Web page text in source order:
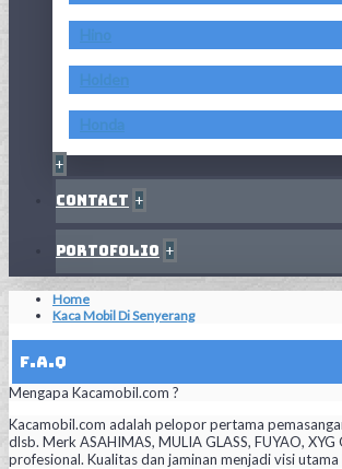
Hino
Holden
Honda
+
Contact +
Portofolio +
Home
Kaca Mobil Di Senyerang
F.A.Q
Mengapa Kacamobil.com ?
Kacamobil.com adalah pelopor pertama
dlsb. Merk ASAHIMAS, MULIA GLASS, FUYAO,
profesional. Kualitas dan jaminan menjadi visi utama